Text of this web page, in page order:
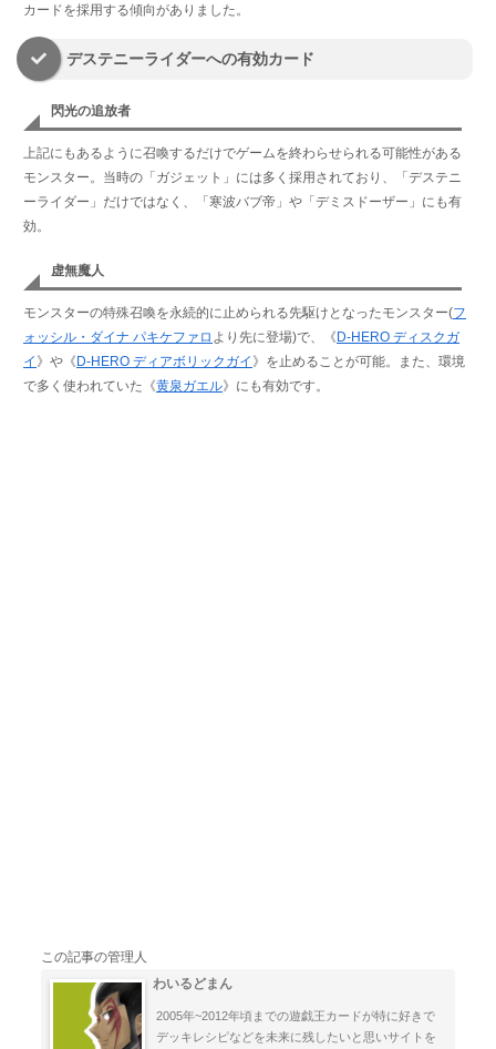
カードを採用する傾向がありました。
デステニーライダーへの有効カード
閃光の追放者
上記にもあるように召喚するだけでゲームを終わらせられる可能性がある
モンスター。当時の「ガジェット」には多く採用されており、「デステニ
ーライダー」だけではなく、「寒波バブ帝」や「デミスドーザー」にも有
効。
虚無魔人
モンスターの特殊召喚を永続的に止められる先駆けとなったモンスター(フ
ォッシル・ダイナ パキケファロ より先に登場)で、《 D-HERO ディスクガ
イ 》や《 D-HERO ディアボリックガイ 》を止めることが可能。また、環境
で多く使われていた《黄泉ガエル》にも有効です。
この記事の管理人
わいるどまん
2005年~2012年頃までの遊戯王カードが特に好きで
デッキレシピなどを未来に残したいと思いサイトを